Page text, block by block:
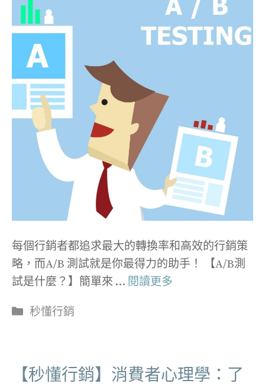
每個行銷者都追求最大的轉換率和高效的行銷策
略，而A/B 測試就是你最得力的助手！ 【A/B測
試是什麼？】簡單來 … 閱讀更多
分
秒懂行銷
【秒懂行銷】消費者心理學：了